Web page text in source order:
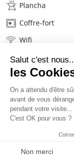
Plancha
Coffre-fort
Wifi
Téléphone
Lave-linge
Mat. de
Linge de maison